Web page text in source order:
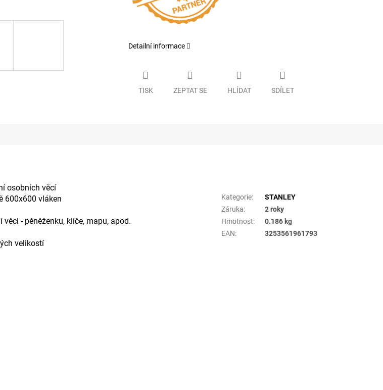
Detailní informace
TISK ZEPTAT SE HLÍDAT SDÍLET
osobních věcí
600x600 vláken
- pěněženku, klíče, mapu, apod.
velikostí
Kategorie:
STANLEY
Záruka:
2 roky
Hmotnost:
0.186 kg
EAN: 3253561961793